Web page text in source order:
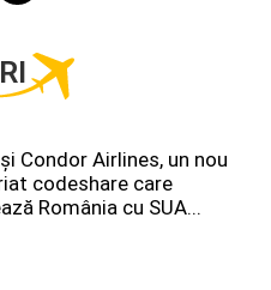
Condor Airlines, un nou
codeshare care
România cu SUA...